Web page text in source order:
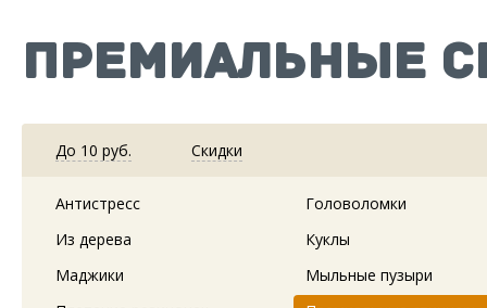
ПРЕМИАЛЬНЫЕ
До 10 руб. Скидки
Антистресс
Головоломки
Из дерева
Куклы
Маджики
Мыльные пузыри